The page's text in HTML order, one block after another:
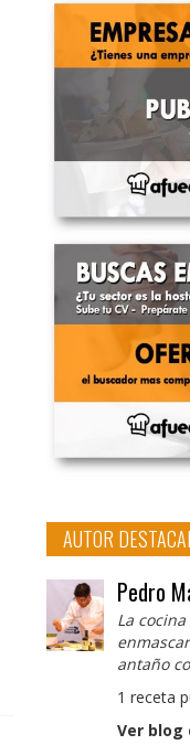
AUTOR
Pedro
La
antaño
1 receta
Ver blog